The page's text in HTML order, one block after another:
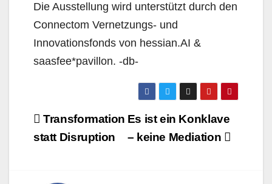
Die Ausstellung wird unterstützt durch den
Connectom Vernetzungs- und
Innovationsfonds von hessian.AI &
saasfee*pavillon. -db-
Beitragsnavigation
Es ist ein Konklave
– keine Mediation
Transformation
statt Disruption